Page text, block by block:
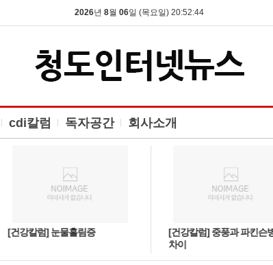
2026년 8월 06일 (목요일) 20:52:45
cdi칼럼 독자공간 회사소개
[건강칼럼] 눈물흘림증
[건강칼럼] 중풍과 파킨슨병의
차이